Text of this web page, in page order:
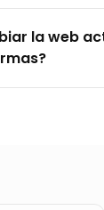
la web